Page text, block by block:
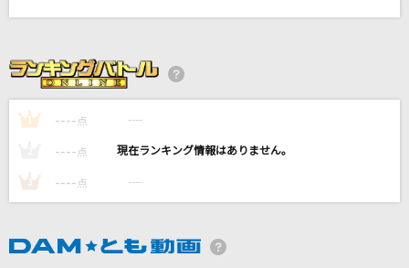
岩崎良美
[生音]TRUE LOVE
藤井フミヤ(藤井郁弥)
[生音]赤い糸(ビデオクリップバージョン)
1 ---- 点 ----
---- 点 ----
3 ---- 点 ----